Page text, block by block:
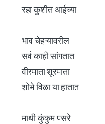
रहा कुशीत आईच्या
भाव चेहऱ्यावरील
सर्व काही सांगतात
वीरमाता शूरमाता
शोभे विळा या हातात
माथी कुंकुम पसरे